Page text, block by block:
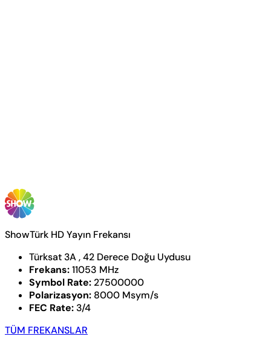
ShowTürk HD Yayın Frekansı
Türksat 3A , 42 Derece Doğu Uydusu
Frekans:11053 MHz
Symbol Rate: 27500000
Polarizasyon: 8000 Msym/s
FEC Rate: 3/4
TÜM FREKANSLAR